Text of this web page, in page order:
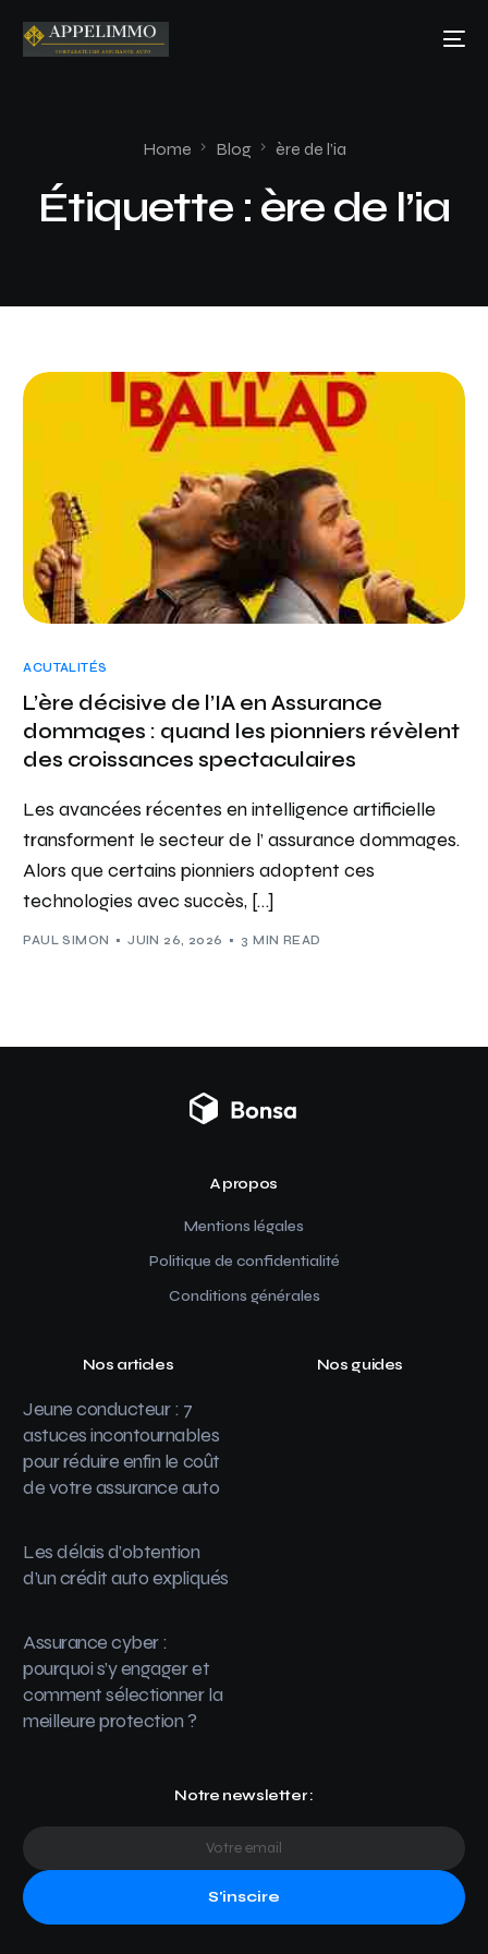
Home Blog ère de l’ia
Étiquette : ère de l’ia
ACUTALITÉS
L’ère décisive de l’IA en Assurance
dommages : quand les pionniers révèlent
des croissances spectaculaires
Les avancées récentes en intelligence artificielle
transforment le secteur de l’ assurance dommages.
Alors que certains pionniers adoptent ces
technologies avec succès, […]
PAUL SIMON JUIN 26, 2026 3 MIN READ
A propos
Mentions légales
Politique de confidentialité
Conditions générales
Nos articles
Jeune conducteur : 7
astuces incontournables
pour réduire enfin le coût
de votre assurance auto
Les délais d’obtention
d’un crédit auto expliqués
Assurance cyber :
pourquoi s’y engager et
comment sélectionner la
meilleure protection ?
Nos guides
Notre newsletter :
S'inscire